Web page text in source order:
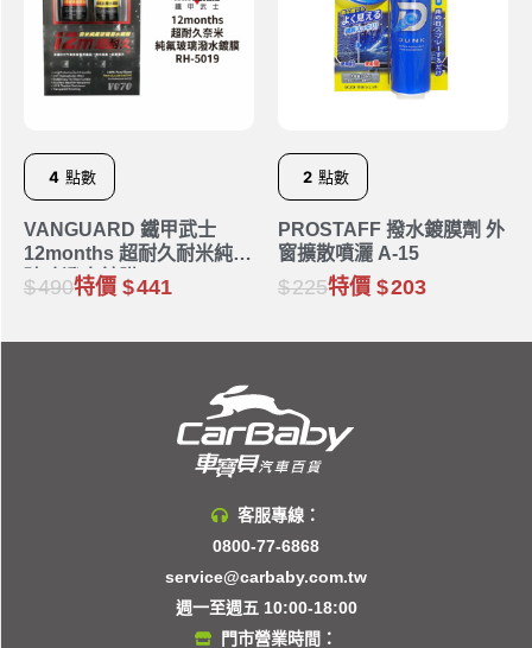
4 點數
VANGUARD 鐵甲武士
12months 超耐久耐米純氟
玻璃潑水鍍膜 RH-5019
490特價 441
2 點數
PROSTAFF 撥水鍍膜劑 外
窗擴散噴灑 A-15
225特價 203
客服專線：
0800-77-6868
service@carbaby.com.tw
週一至週五 10:00-18:00
門市營業時間：